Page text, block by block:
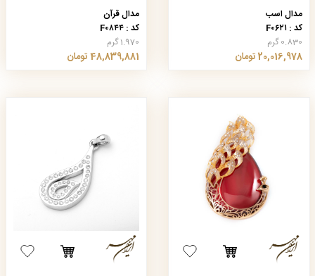
مدال اسب
کد : F۰۶۲۱
0.830 گرم
20,016,978 تومان
مدال قرآن
کد : F۰۸۴۴
1.970 گرم
48,839,881 تومان